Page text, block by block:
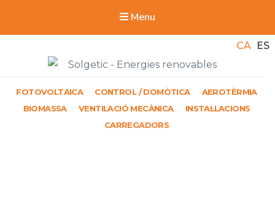
Menu
Serveis de energies renovables per a edificis
CA ES
FOTOVOLTAICA CONTROL / DOMÒTICA
AEROTÈRMIA
BIOMASSA
VENTILACIÓ MECÀNICA
INSTAL·LACIONS
CARREGADORS